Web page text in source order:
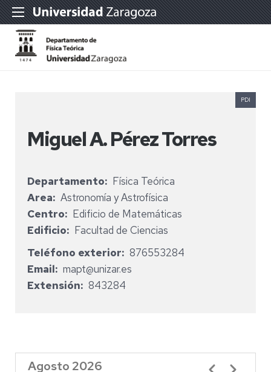
Miguel A. Pérez Torres
PDI
Departamento
Física Teórica
Area
Astronomía y Astrofísica
Centro
Edificio de Matemáticas
Edificio
Facultad de Ciencias
Teléfono exterior
876553284
Email
mapt@unizar.es
Extensión
843284
Agosto 2026 Paginación